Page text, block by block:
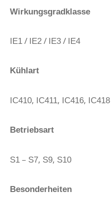
Wirkungsgradklasse
IE1 / IE2 / IE3 / IE4
Kühlart
IC410, IC411, IC416, IC418
Betriebsart
S1 – S7, S9, S10
Besonderheiten